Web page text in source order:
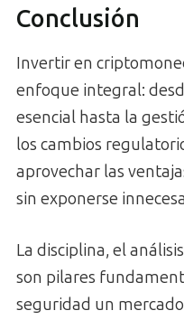
Conclusión
Invertir en
enfoque integral:
esencial hasta la
los cambios
aprovechar las
sin exponerse
La disciplina, el
son pilares
seguridad un mercado